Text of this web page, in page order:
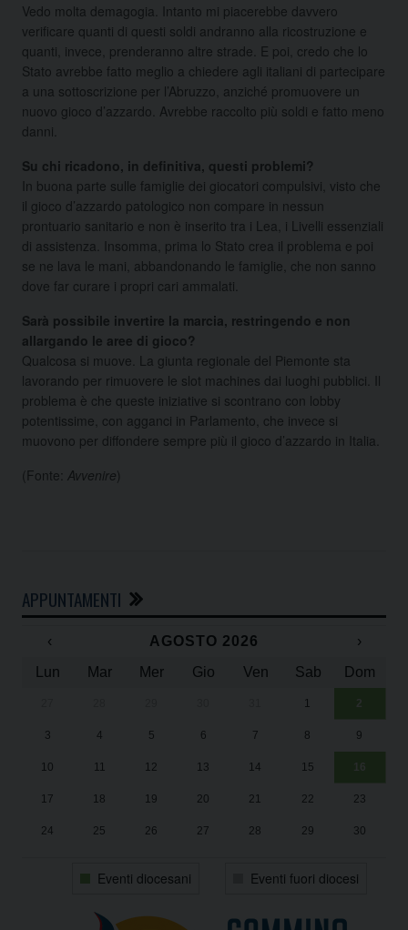
Vedo molta demagogia. Intanto mi piacerebbe davvero
verificare quanti di questi soldi andranno alla ricostruzione e
quanti, invece, prenderanno altre strade. E poi, credo che lo
Stato avrebbe fatto meglio a chiedere agli italiani di partecipare
a una sottoscrizione per l’Abruzzo, anziché promuovere un
nuovo gioco d’azzardo. Avrebbe raccolto più soldi e fatto meno
danni.
Su chi ricadono, in definitiva, questi problemi?
In buona parte sulle famiglie dei giocatori compulsivi, visto che
il gioco d’azzardo patologico non compare in nessun
prontuario sanitario e non è inserito tra i Lea, i Livelli essenziali
di assistenza. Insomma, prima lo Stato crea il problema e poi
se ne lava le mani, abbandonando le famiglie, che non sanno
dove far curare i propri cari ammalati.
Sarà possibile invertire la marcia, restringendo e non
allargando le aree di gioco?
Qualcosa si muove. La giunta regionale del Piemonte sta
lavorando per rimuovere le slot machines dai luoghi pubblici. Il
problema è che queste iniziative si scontrano con lobby
potentissime, con agganci in Parlamento, che invece si
muovono per diffondere sempre più il gioco d’azzardo in Italia.
(Fonte: Avvenire)
APPUNTAMENTI
‹ AGOSTO 2026
›
Lun
Mar Mer Gio Ven Sab Dom
1 2
3 4 5 6 7 8 9
10 11 12 13 14 15 16
17 18 19 20 21 22 23
24 25 26 27 28 29 30
Eventi diocesani Eventi fuori diocesi